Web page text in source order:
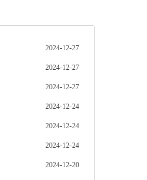
2024-12-27
2024-12-27
2024-12-27
2024-12-24
2024-12-24
2024-12-24
2024-12-20